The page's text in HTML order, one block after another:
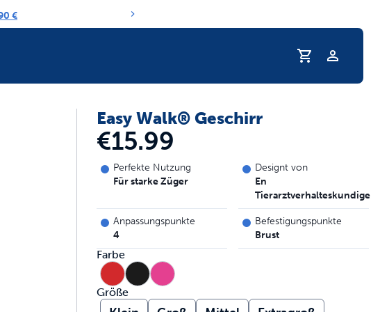
€
Sie die Trinkgewohnheiten Ihres Haustiers
Profil
Easy Walk® Geschirr
€15.99
Perfekte Nutzung
Für starke Züger
Designt von
En
Tierarztverhalteskundige
Anpassungspunkte
4
Befestigungspunkte
Brust
Farbe
Größe